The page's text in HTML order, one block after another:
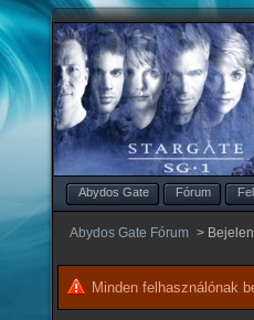
Abydos Gate Fórum
Abydos Gate Fórum >
Minden felhasználónak